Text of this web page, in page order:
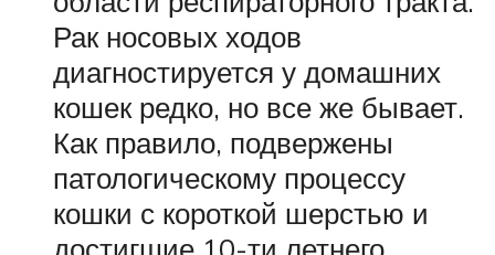
Рак носовых ходов
диагностируется у домашних
кошек редко, но все же бывает.
Как правило, подвержены
патологическому процессу
кошки с короткой шерстью и